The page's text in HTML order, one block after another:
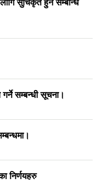
सुचिकृत हुने सम्बन्धि
गर्ने सम्बन्धी सूचना।
निर्णयहरु